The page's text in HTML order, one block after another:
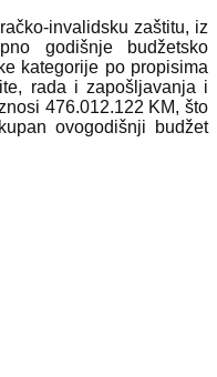
invalidsku zaštitu, iz
godišnje budžetsko
kategorije po propisima
rada i zapošljavanja i
476.012.122 KM, što
ovogodišnji budžet